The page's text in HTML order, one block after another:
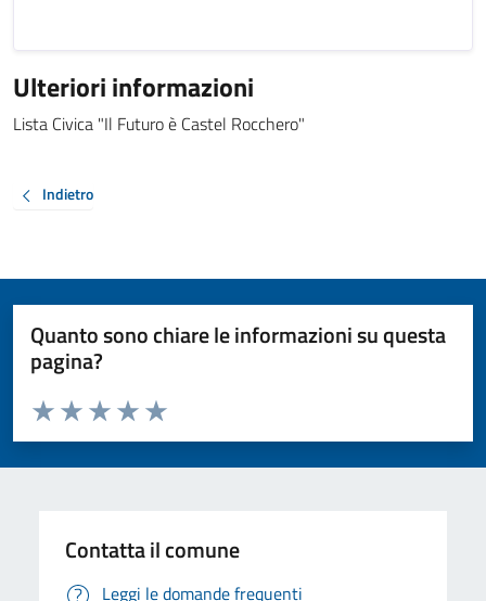
Ulteriori informazioni
Lista Civica "Il Futuro è Castel Rocchero"
Indietro
Quanto sono chiare le informazioni su questa
pagina?
Valuta da 1 a 5 stelle la pagina
Valuta 5 stelle su 5
Valuta 4 stelle su 5
Valuta 3 stelle su 5
Valuta 2 stelle su 5
Valuta 1 stelle su 5
Contatta il comune
Leggi le domande frequenti